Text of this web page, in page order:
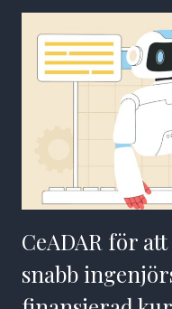
CeADAR för
snabb